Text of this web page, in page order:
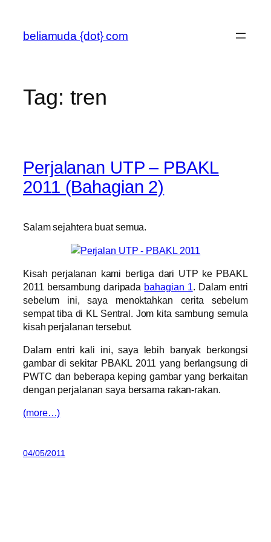
content
beliamuda {dot} com
Tag: tren
Perjalanan UTP – PBAKL
2011 (Bahagian 2)
Salam sejahtera buat semua.
Kisah perjalanan kami bertiga dari UTP ke PBAKL
2011 bersambung daripada bahagian 1. Dalam entri
sebelum ini, saya menoktahkan cerita sebelum
sempat tiba di KL Sentral. Jom kita sambung semula
kisah perjalanan tersebut.
Dalam entri kali ini, saya lebih banyak berkongsi
gambar di sekitar PBAKL 2011 yang berlangsung di
PWTC dan beberapa keping gambar yang berkaitan
dengan perjalanan saya bersama rakan-rakan.
(more…)
04/05/2011